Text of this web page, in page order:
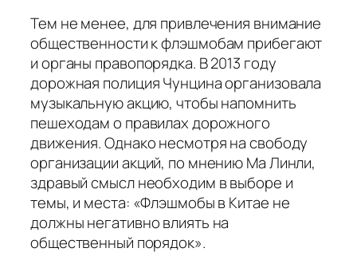
Тем не менее, для привлечения внимание
общественности к флэшмобам прибегают
и органы правопорядка. В 2013 году
дорожная полиция Чунцина организовала
музыкальную акцию, чтобы напомнить
пешеходам о правилах дорожного
движения. Однако несмотря на свободу
организации акций, по мнению Ма Линли,
здравый смысл необходим в выборе и
темы, и места: «Флэшмобы в Китае не
должны негативно влиять на
общественный порядок».